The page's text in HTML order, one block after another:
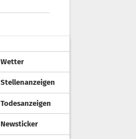
Wetter
Stellenanzeigen
Todesanzeigen
Newsticker